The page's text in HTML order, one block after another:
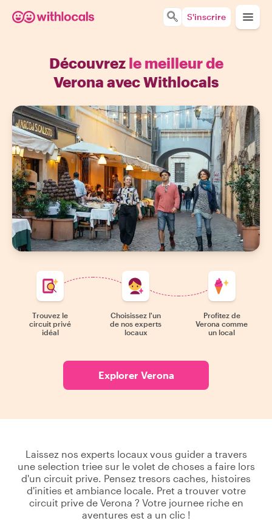
S'inscrire
Découvrez le meilleur de
Verona avec Withlocals
Trouvez le
circuit privé
idéal
Choisissez l'un
de nos experts
locaux
Profitez de
Verona comme
un local
Explorer Verona
Laissez nos experts locaux vous guider a travers
une selection triee sur le volet de choses a faire lors
d'un circuit prive. Pensez tresors caches, histoires
d'inities et ambiance locale. Pret a trouver votre
circuit prive de Verona ? Votre journee riche en
aventures est a un clic !